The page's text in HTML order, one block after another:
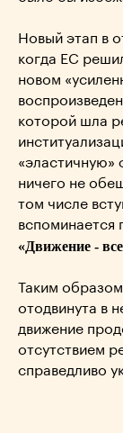
Новый этап в
когда ЕС
новом
которой шла
«эластичную»
ничего не
том числе
вспоминается
«Движение -
Таким
отодвинута в
движение
отсутствием
справедливо